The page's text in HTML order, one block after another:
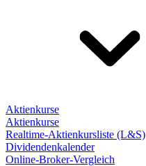
Aktienkurse
Aktienkurse
Realtime-Aktienkursliste (L&S)
Dividendenkalender
Online-Broker-Vergleich